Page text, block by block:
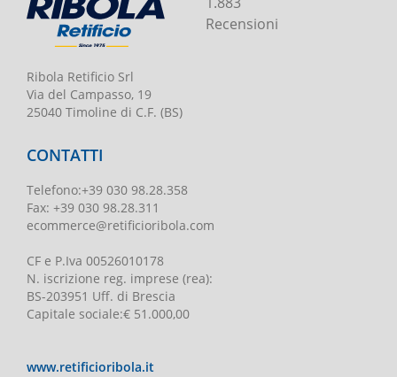
Ribola Retificio Srl
Via del Campasso, 19
25040 Timoline di C.F. (BS)
Recensioni
CONTATTI
Telefono:+39 030 98.28.358
Fax: +39 030 98.28.311
ecommerce@retificioribola.com
CF e P.Iva 00526010178
N. iscrizione reg. imprese (rea):
BS-203951 Uff. di Brescia
Capitale sociale:€ 51.000,00
www.retificioribola.it